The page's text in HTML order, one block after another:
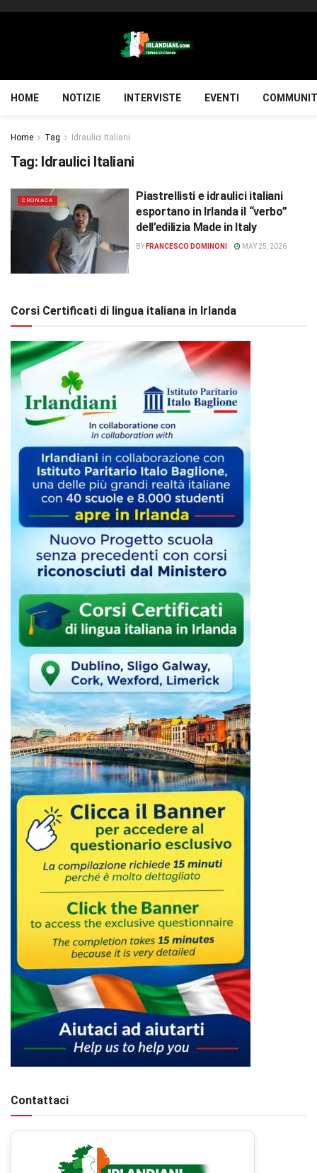
HOME NOTIZIE INTERVISTE EVENTI
Home Tag Idraulici Italiani
Tag: Idraulici Italiani
CRONACA
Piastrellisti e idraulici italiani
esportano in Irlanda il “verbo”
dell’edilizia Made in Italy
BY FRANCESCO DOMINONI MAY 25, 2026
Corsi Certificati di lingua italiana in Irlanda
Contattaci